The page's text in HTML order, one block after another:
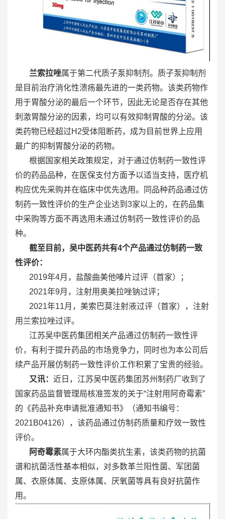
兰索拉唑属于第二代质子泵抑制剂。质子泵抑制剂
是目前治疗消化性溃疡最先进的一类药物。该类药物作
用于胃酸分泌的最后一个环节，因此无论是否存在其他
刺激胃酸分泌的因素，均可以有效抑制胃酸的分泌。该
类药物已经超过H2受体阻断药，成为目前世界上应用
最广的抑制胃酸分泌的药物。
根据国家相关政策规定，对于通过仿制药一致性评
价的药品品种，在医保支付方面予以适当支持，医疗机
构应优先采购并在临床中优先选用。同品种药品通过仿
制药一致性评价的生产企业达到3家以上的，在药品集
中采购等方面不再选用未通过仿制药一致性评价的品
种。
截至目前，吴中医药共有4个产品通过仿制药一致
性评价：
2019年4月，盐酸曲美他嗪片过评（首家）；
2021年9月，注射用奥美拉唑钠过评；
2021年11月，美索巴莫注射液过评（首家），注射
用兰索拉唑过评。
江苏吴中医药集团相关产品通过仿制药一致性评
价，有利于提升药品的市场竞争力，同时也为本公司后
续产品开展仿制药一致性评价工作积累了宝贵的经验。
又讯： 近日，江苏吴中医药集团苏州制药厂收到了
国家药品监督管理局核准签发的关于“注射用阿奇霉素”
的《药品补充申请批准通知书》（通知书编号：
2021B04126），该药品通过仿制药质量和疗效一致性
评价。
阿奇霉素属于大环内酯类抗生素，该类药物的抗菌
谱和抗菌活性基本相似，对多数革兰阳性菌、军团菌
属、衣原体属、支原体属、厌氧菌等具有良好抗菌作
用。